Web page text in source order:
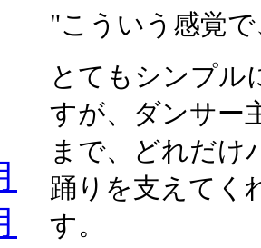
"こういう感覚
とてもシンプル
すが、ダンサー
まで、どれだけ
踊りを支えてく
す。